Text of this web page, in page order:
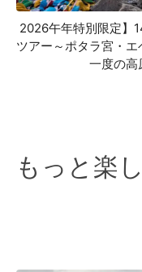
2026午年特別限定】
ツアー～ポタラ宮・
一度の高
もっと楽